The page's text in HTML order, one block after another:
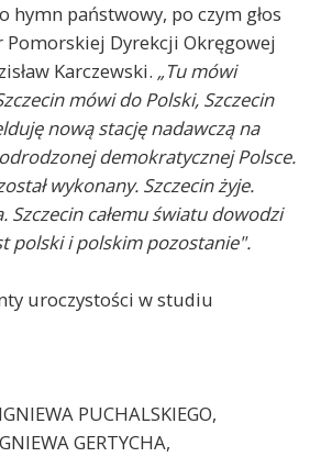
hymn państwowy, po czym głos
Pomorskiej Dyrekcji Okręgowej
Karczewski. „Tu mówi
mówi do Polski, Szczecin
nową stację nadawczą na
demokratycznej Polsce.
wykonany. Szczecin żyje.
Szczecin całemu światu dowodzi
polski i polskim pozostanie".
uroczystości w studiu
PUCHALSKIEGO,
GERTYCHA,